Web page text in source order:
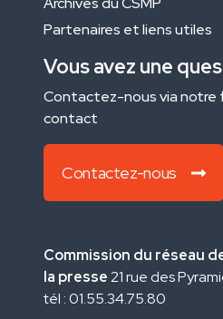
Partenaires et liens utiles
Vous avez une
Contactez-nous via notre
contact
Contactez-nous
Commission du réseau
la presse21 rue des
tél : 01.55.34.75.80